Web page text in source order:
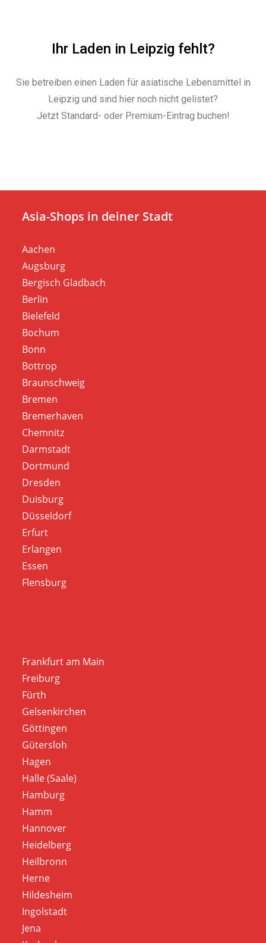
Ihr Laden in Leipzig fehlt?
Sie betreiben einen Laden für asiatische Lebensmittel in
Leipzig und sind hier noch nicht gelistet?
Jetzt Standard- oder Premium-Eintrag buchen!
Asia-Shops in deiner Stadt
Aachen
Augsburg
Bergisch Gladbach
Berlin
Bielefeld
Bochum
Bonn
Bottrop
Braunschweig
Bremen
Bremerhaven
Chemnitz
Darmstadt
Dortmund
Dresden
Duisburg
Düsseldorf
Erfurt
Erlangen
Essen
Flensburg
Frankfurt am Main
Freiburg
Fürth
Gelsenkirchen
Göttingen
Gütersloh
Hagen
Halle (Saale)
Hamburg
Hamm
Hannover
Heidelberg
Heilbronn
Herne
Hildesheim
Ingolstadt
Jena